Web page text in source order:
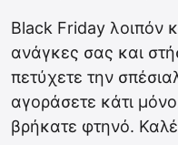
Black Friday λοιπόν
ανάγκες σας και
πετύχετε την
αγοράσετε κάτι
βρήκατε φτηνό.